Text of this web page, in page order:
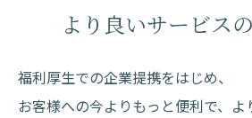
より良いサービス
福利厚生での企業提携をはじめ、
お客様への今よりもっと便利で、よ